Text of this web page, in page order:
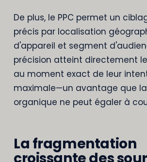
De plus, le PPC permet un
précis par localisation
d'appareil et segment
précision atteint directement
au moment exact de leur
maximale—un avantage que
organique ne peut égaler à
La fragmentation
croissante des